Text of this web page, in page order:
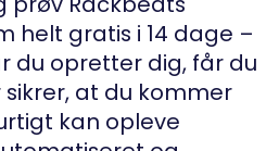
helt gratis i 14 dage –
du opretter dig, får du
at du kommer
kan opleve